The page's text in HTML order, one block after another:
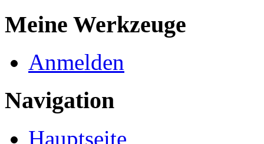
Meine Werkzeuge
Anmelden
Navigation
Hauptseite